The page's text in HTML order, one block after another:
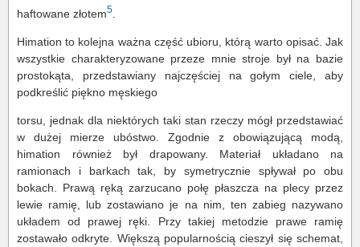
haftowane złotem5
Himation to kolejna ważna część ubioru, którą warto opisać. Jak
wszystkie charakteryzowane przeze mnie stroje był na bazie
prostokąta, przedstawiany najczęściej na gołym ciele, aby
podkreślić piękno męskiego
torsu, jednak dla niektórych taki stan rzeczy mógł przedstawiać
w dużej mierze ubóstwo. Zgodnie z obowiązującą modą,
himation również był drapowany. Materiał układano na
ramionach i barkach tak, by symetrycznie spływał po obu
bokach. Prawą ręką zarzucano połę płaszcza na plecy przez
lewie ramię, lub zostawiano je na nim, ten zabieg nazywano
układem od prawej ręki. Przy takiej metodzie prawe ramię
zostawało odkryte. Większą popularnością cieszył się schemat,